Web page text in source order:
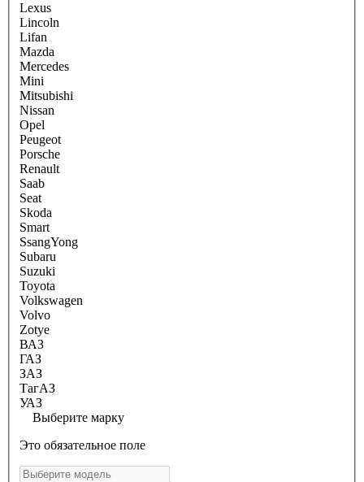
Lexus
Lincoln
Lifan
Mazda
Mercedes
Mini
Mitsubishi
Nissan
Opel
Peugeot
Porsche
Renault
Saab
Seat
Skoda
Smart
SsangYong
Subaru
Suzuki
Toyota
Volkswagen
Volvo
Zotye
ВАЗ
ГАЗ
ЗАЗ
ТагАЗ
УАЗ
Выберите марку
Это обязательное поле